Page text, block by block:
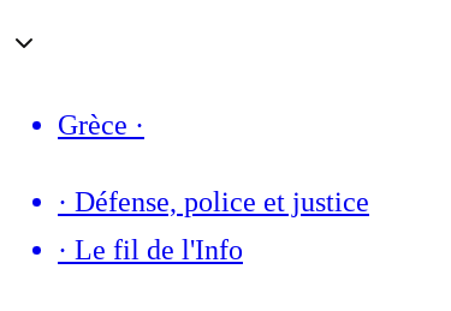
Grèce ·
· Défense, police et justice
· Le fil de l'Info